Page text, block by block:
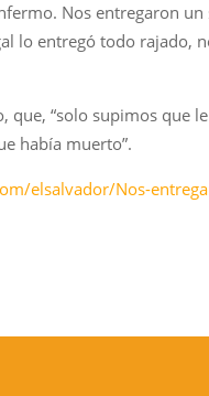
Nos entregaron
lo entregó todo rajado,
que, “solo supimos que
había muerto”.
elsalvador/Nos-